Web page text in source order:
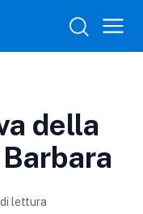
della
lettura